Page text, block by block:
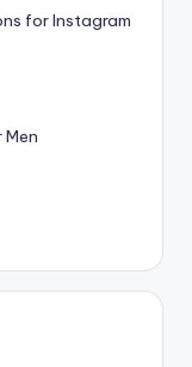
for Instagram